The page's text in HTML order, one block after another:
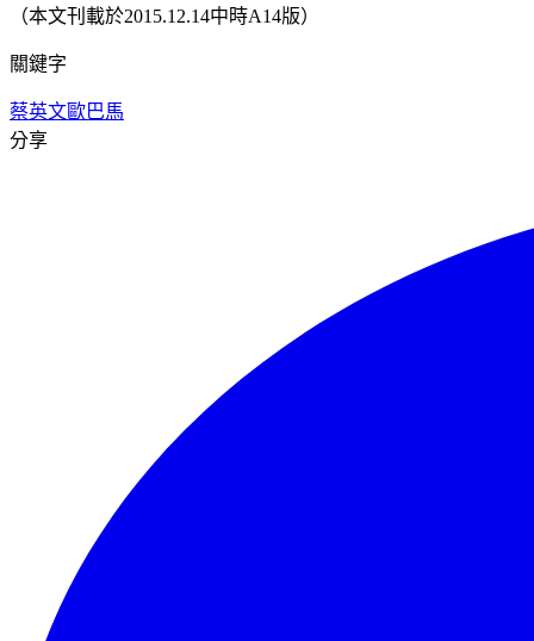
（本文刊載於2015.12.14中時A14版）
關鍵字
蔡英文歐巴馬
分享